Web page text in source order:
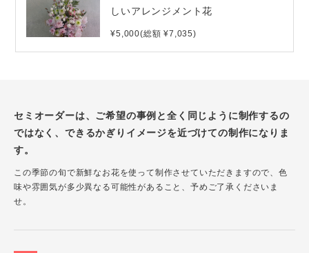
しいアレンジメント花
¥5,000(総額 ¥7,035)
セミオーダーは、ご希望の事例と全く同じように制作するの
ではなく、できるかぎりイメージを近づけての制作になりま
す。
この季節の旬で新鮮なお花を使って制作させていただきますので、色
味や雰囲気が多少異なる可能性があること、予めご了承くださいま
せ。